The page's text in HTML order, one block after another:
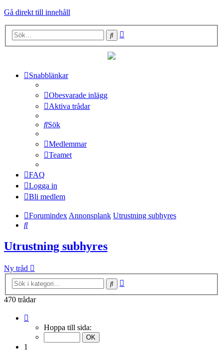
Gå direkt till innehåll
Sök
Snabblänkar
Obesvarade inlägg
Aktiva trådar
Sök
Medlemmar
Teamet
FAQ
Logga in
Bli medlem
Forumindex Annonsplank Utrustning subhyres
Sök
Utrustning subhyres
Ny tråd
Sök
470 trådar
Hoppa till sida:
1